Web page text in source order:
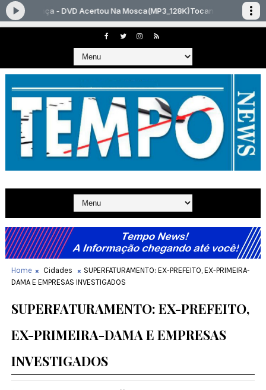
Home Cidades
SUPERFATURAMENTO: EX-PREFEITO, EX-PRIMEIRA-
DAMA E EMPRESAS INVESTIGADOS
SUPERFATURAMENTO: EX-PREFEITO,
EX-PRIMEIRA-DAMA E EMPRESAS
INVESTIGADOS